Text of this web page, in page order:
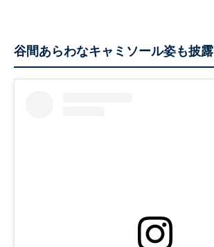
谷間あらわなキャミソール姿も披露